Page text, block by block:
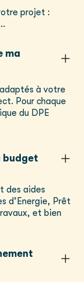
projet :
ma
à votre
Pour chaque
du DPE
budget
des aides
d’Energie, Prêt
et bien